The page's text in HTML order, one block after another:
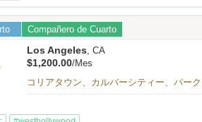
Compañero de Cuarto
Los Angeles, CA
$1,200.00/Mes
コリアタウン、カルバーシティー、パー